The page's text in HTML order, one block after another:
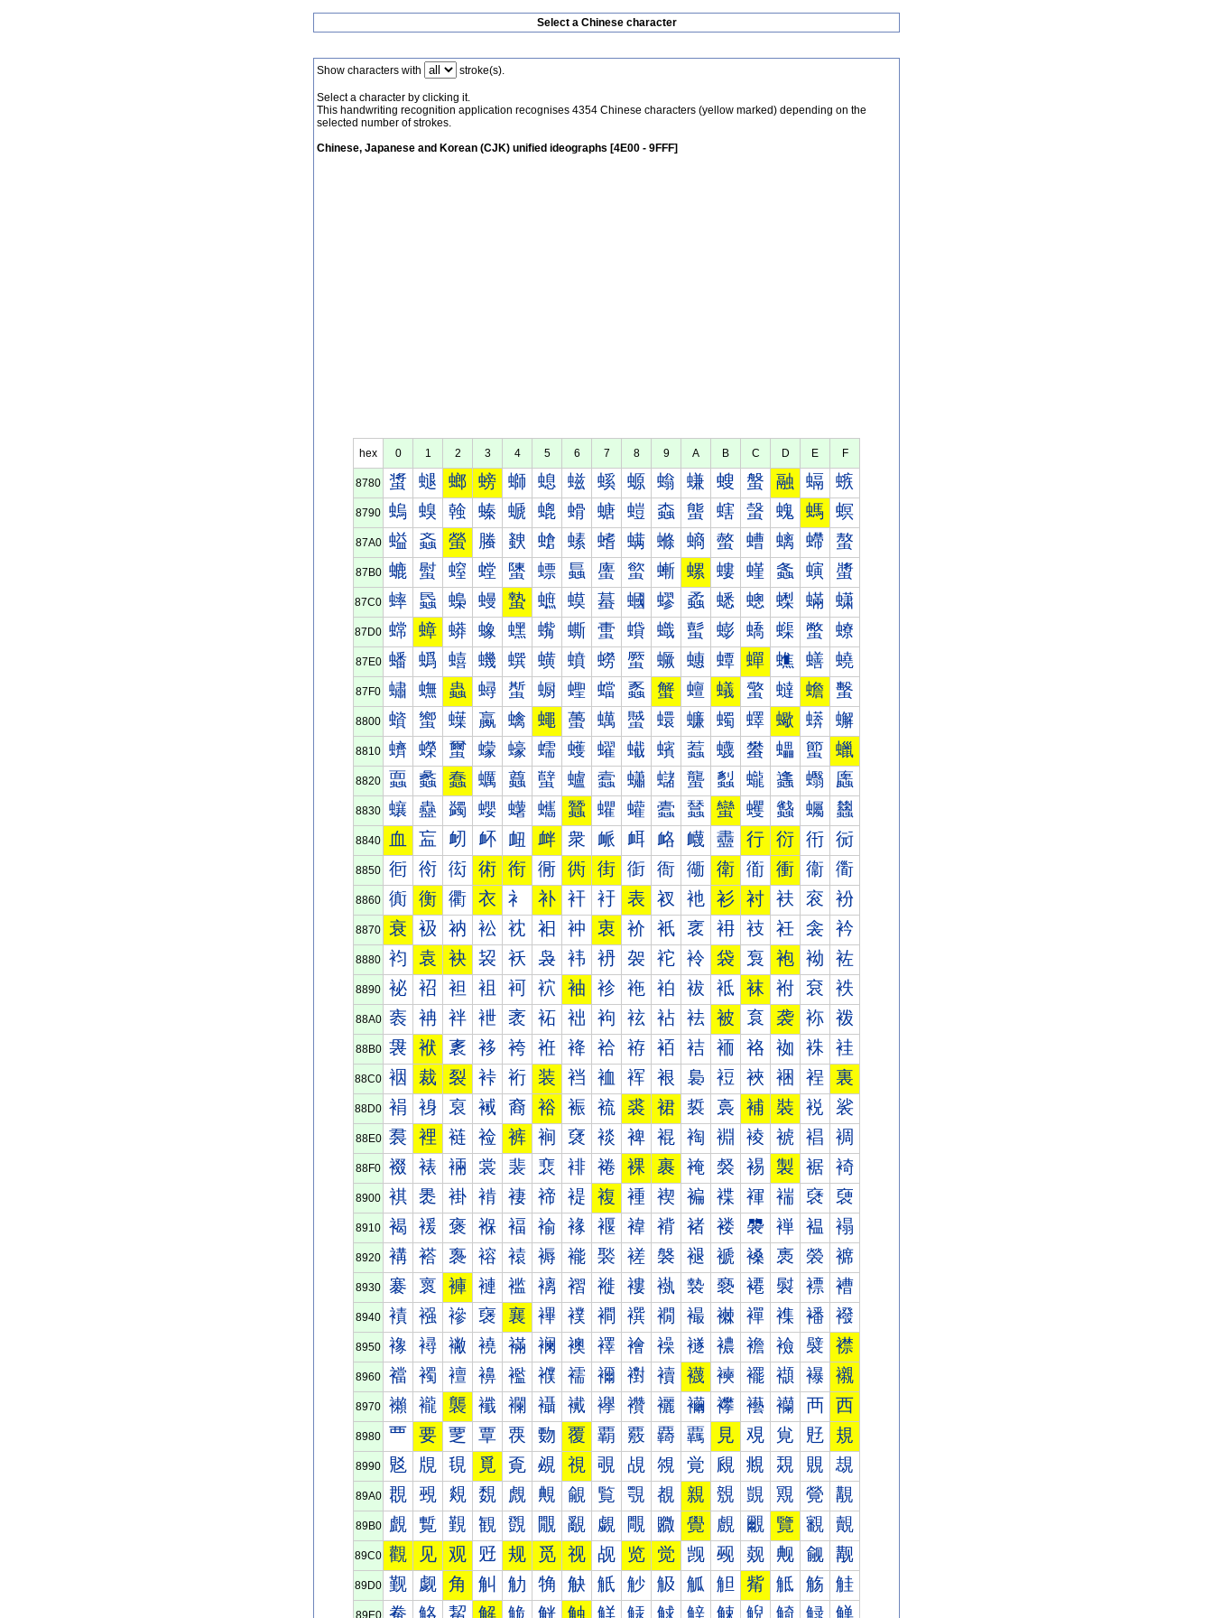
Select a Chinese character
Show characters with stroke(s).
Select a character by clicking it.
This handwriting recognition application recognises 4354 Chinese characters (yellow marked) depending on the
selected number of strokes.
Chinese, Japanese and Korean (CJK) unified ideographs [4E00 - 9FFF]
hex 0 1 2 3 4 5 6 7 8 9 A B C D E F
8780 螀 螁 螂 螃 螄 螅 螆 螇 螈 螉 螊 螋 螌 融 螎 螏
8790 螐 螑 螒 螓 螔 螕 螖 螗 螘 螙 螚 螛 螜 螝 螞 螟
87A0 螠 螡 螢 螣 螤 螥 螦 螧 螨 螩 螪 螫 螬 螭 螮 螯
87B0 螰 螱 螲 螳 螴 螵 螶 螷 螸 螹 螺 螻 螼 螽 螾 螿
87C0 蟀 蟁 蟂 蟃 蟄 蟅 蟆 蟇 蟈 蟉 蟊 蟋 蟌 蟍 蟎 蟏
87D0 蟐 蟑 蟒 蟓 蟔 蟕 蟖 蟗 蟘 蟙 蟚 蟛 蟜 蟝 蟞 蟟
87E0 蟠 蟡 蟢 蟣 蟤 蟥 蟦 蟧 蟨 蟩 蟪 蟫 蟬 蟭 蟮 蟯
87F0 蟰 蟱 蟲 蟳 蟴 蟵 蟶 蟷 蟸 蟹 蟺 蟻 蟼 蟽 蟾 蟿
8800 蠀 蠁 蠂 蠃 蠄 蠅 蠆 蠇 蠈 蠉 蠊 蠋 蠌 蠍 蠎 蠏
8810 蠐 蠑 蠒 蠓 蠔 蠕 蠖 蠗 蠘 蠙 蠚 蠛 蠜 蠝 蠞 蠟
8820 蠠 蠡 蠢 蠣 蠤 蠥 蠦 蠧 蠨 蠩 蠪 蠫 蠬 蠭 蠮 蠯
8830 蠰 蠱 蠲 蠳 蠴 蠵 蠶 蠷 蠸 蠹 蠺 蠻 蠼 蠽 蠾 蠿
8840 血 衁 衂 衃 衄 衅 衆 衇 衈 衉 衊 衋 行 衍 衎 衏
8850 衐 衑 衒 術 衔 衕 衖 街 衘 衙 衚 衛 衜 衝 衞 衟
8860 衠 衡 衢 衣 衤 补 衦 衧 表 衩 衪 衫 衬 衭 衮 衯
8870 衰 衱 衲 衳 衴 衵 衶 衷 衸 衹 衺 衻 衼 衽 衾 衿
8880 袀 袁 袂 袃 袄 袅 袆 袇 袈 袉 袊 袋 袌 袍 袎 袏
8890 袐 袑 袒 袓 袔 袕 袖 袗 袘 袙 袚 袛 袜 袝 袞 袟
88A0 袠 袡 袢 袣 袤 袥 袦 袧 袨 袩 袪 被 袬 袭 袮 袯
88B0 袰 袱 袲 袳 袴 袵 袶 袷 袸 袹 袺 袻 袼 袽 袾 袿
88C0 裀 裁 裂 裃 裄 装 裆 裇 裈 裉 裊 裋 裌 裍 裎 裏
88D0 裐 裑 裒 裓 裔 裕 裖 裗 裘 裙 裚 裛 補 裝 裞 裟
88E0 裠 裡 裢 裣 裤 裥 裦 裧 裨 裩 裪 裫 裬 裭 裮 裯
88F0 裰 裱 裲 裳 裴 裵 裶 裷 裸 裹 裺 裻 裼 製 裾 裿
8900 褀 褁 褂 褃 褄 褅 褆 複 褈 褉 褊 褋 褌 褍 褎 褏
8910 褐 褑 褒 褓 褔 褕 褖 褗 褘 褙 褚 褛 褜 褝 褞 褟
8920 褠 褡 褢 褣 褤 褥 褦 褧 褨 褩 褪 褫 褬 褭 褮 褯
8930 褰 褱 褲 褳 褴 褵 褶 褷 褸 褹 褺 褻 褼 褽 褾 褿
8940 襀 襁 襂 襃 襄 襅 襆 襇 襈 襉 襊 襋 襌 襍 襎 襏
8950 襐 襑 襒 襓 襔 襕 襖 襗 襘 襙 襚 襛 襜 襝 襞 襟
8960 襠 襡 襢 襣 襤 襥 襦 襧 襨 襩 襪 襫 襬 襭 襮 襯
8970 襰 襱 襲 襳 襴 襵 襶 襷 襸 襹 襺 襻 襼 襽 襾 西
8980 覀 要 覂 覃 覄 覅 覆 覇 覈 覉 覊 見 覌 覍 覎 規
8990 覐 覑 覒 覓 覔 覕 視 覗 覘 覙 覚 覛 覜 覝 覞 覟
89A0 覠 覡 覢 覣 覤 覥 覦 覧 覨 覩 親 覫 覬 覭 覮 覯
89B0 覰 覱 覲 観 覴 覵 覶 覷 覸 覹 覺 覻 覼 覽 覾 覿
89C0 觀 见 观 觃 规 觅 视 觇 览 觉 觊 觋 觌 觍 觎 觏
89D0 觐 觑 角 觓 觔 觕 觖 觗 觘 觙 觚 觛 觜 觝 觞 觟
89E0 觠 觡 觢 解 觤 觥 触 觧 觨 觩 觪 觫 觬 觭 觮 觯